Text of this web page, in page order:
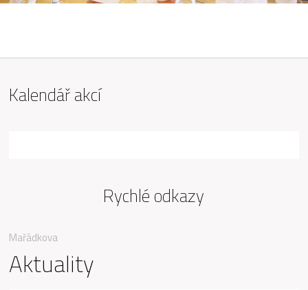
Mařádkova
Aktuality
Kalendář akcí
Rychlé odkazy